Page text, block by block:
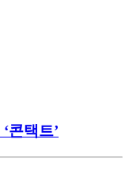
콘택트’